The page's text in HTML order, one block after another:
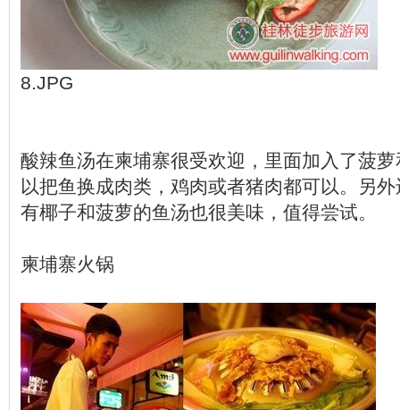
8.JPG
酸辣鱼汤在柬埔寨很受欢迎，里面加入了菠
以把鱼换成肉类，鸡肉或者猪肉都可以。另
有椰子和菠萝的鱼汤也很美味，值得尝试。
柬埔寨火锅